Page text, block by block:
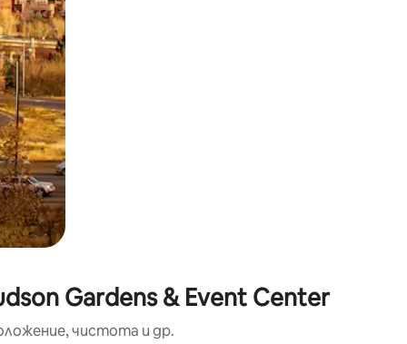
Gardens & Event Center
чистота и др.